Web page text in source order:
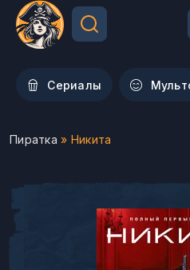
Сериалы
Пиратка » Никита